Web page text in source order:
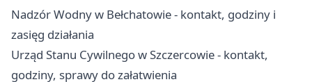
Nadzór Wodny w Bełchatowie - kontakt, godziny i
zasięg działania
Urząd Stanu Cywilnego w Szczercowie - kontakt,
godziny, sprawy do załatwienia